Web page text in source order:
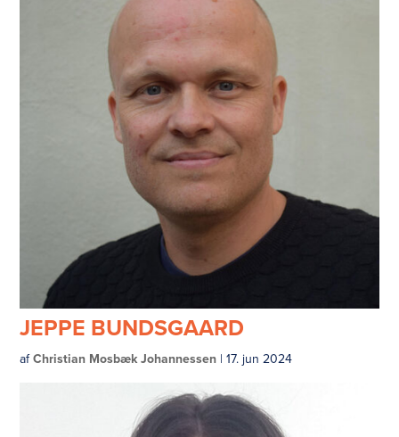
JEPPE BUNDSGAARD
afChristian Mosbæk Johannessen |17. jun 2024